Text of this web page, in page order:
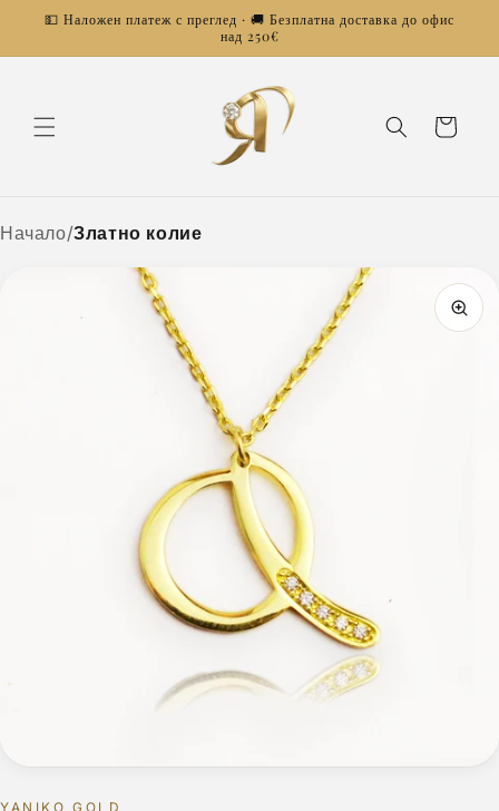
💵 Наложен платеж с преглед · 🚚 Безплатна доставка до офис
над 250€
Количка
Начало/Златно колие
YANIKO GOLD